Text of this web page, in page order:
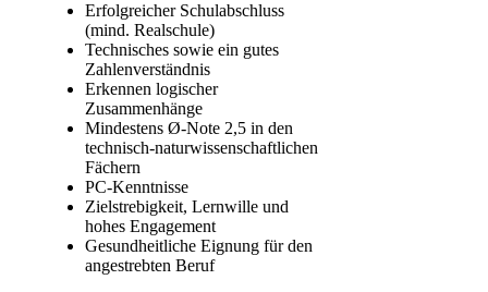
Erfolgreicher Schulabschluss
(mind. Realschule)
Technisches sowie ein gutes
Zahlenverständnis
Erkennen logischer
Zusammenhänge
Mindestens Ø-Note 2,5 in den
technisch-naturwissenschaftlichen
Fächern
PC-Kenntnisse
Zielstrebigkeit, Lernwille und
hohes Engagement
Gesundheitliche Eignung für den
angestrebten Beruf